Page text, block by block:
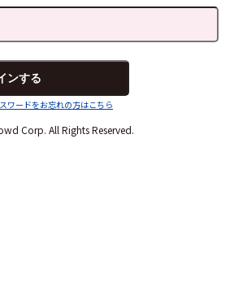
ワードをお忘れの方はこちら
Corp. All Rights Reserved.